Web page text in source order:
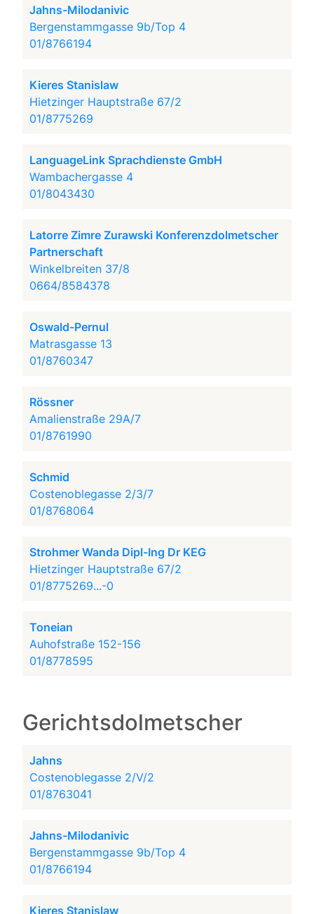
Jahns-Milodanivic
Bergenstammgasse 9b/Top 4
01/8766194
Kieres Stanislaw
Hietzinger Hauptstraße 67/2
01/8775269
LanguageLink Sprachdienste GmbH
Wambachergasse 4
01/8043430
Latorre Zimre Zurawski Konferenzdolmetscher
Partnerschaft
Winkelbreiten 37/8
0664/8584378
Oswald-Pernul
Matrasgasse 13
01/8760347
Rössner
Amalienstraße 29A/7
01/8761990
Schmid
Costenoblegasse 2/3/7
01/8768064
Strohmer Wanda Dipl-Ing Dr KEG
Hietzinger Hauptstraße 67/2
01/8775269...-0
Toneian
Auhofstraße 152-156
01/8778595
Gerichtsdolmetscher
Jahns
Costenoblegasse 2/V/2
01/8763041
Jahns-Milodanivic
Bergenstammgasse 9b/Top 4
01/8766194
Kieres Stanislaw